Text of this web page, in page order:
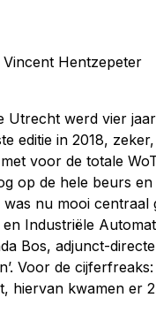
Vincent Hentzepeter
Utrecht werd vier
editie in 2018,
voor de totale
op de hele beurs
nu mooi centraal
Industriële
Bos, adjunct-
Voor de
hiervan kwamen er